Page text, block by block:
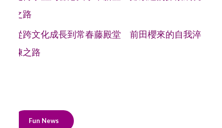
之路
從跨文化成長到常春藤殿堂 前田櫻來的自我淬
鍊之路
Fun News